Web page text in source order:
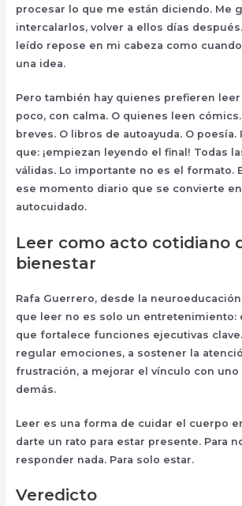
procesar lo que me están diciendo. Me
intercalarlos, volver a ellos días
leído repose en mi cabeza como
una idea.
Pero también hay quienes prefieren leer
poco, con calma. O quienes leen
breves. O libros de autoayuda. O
que: ¡empiezan leyendo el final! Todas
válidas. Lo importante no es el formato.
ese momento diario que se convierte
autocuidado.
Leer como acto cotidiano
bienestar
Rafa Guerrero, desde la
que leer no es solo un entretenimiento:
que fortalece funciones ejecutivas
regular emociones, a sostener la
frustración, a mejorar el vínculo con
demás.
Leer es una forma de cuidar el cuerpo
darte un rato para estar presente. Para
responder nada. Para solo estar.
Veredicto